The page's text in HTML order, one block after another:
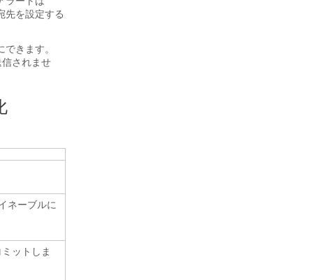
先を設定する
きます。
されませ
ネーブルに
ットしま